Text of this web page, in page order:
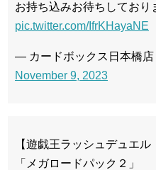
お持ち込みお待ちしており
pic.twitter.com/IfrKHayaNE
— カードボックス日本橋
November 9, 2023
【遊戯王ラッシュデュエ
「メガロードパック２」